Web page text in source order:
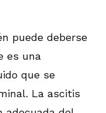
puede deberse
es una
que se
La ascitis